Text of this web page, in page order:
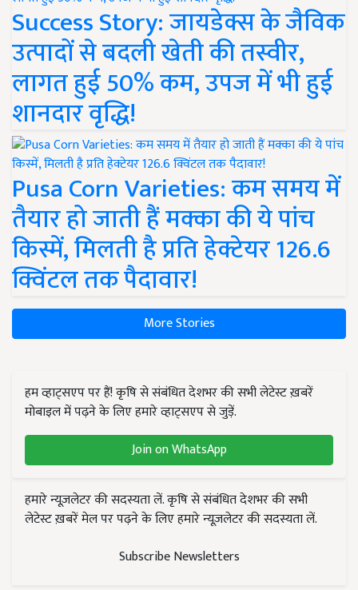
Success Story: जायडेक्स के जैविक
उत्पादों से बदली खेती की तस्वीर,
लागत हुई 50% कम, उपज में भी हुई
शानदार वृद्धि!
Pusa Corn Varieties: कम समय में
तैयार हो जाती हैं मक्का की ये पांच
किस्में, मिलती है प्रति हेक्टेयर 126.6
क्विंटल तक पैदावार!
More Stories
हम व्हाट्सएप पर हैं! कृषि से संबंधित देशभर की सभी लेटेस्ट ख़बरें
मोबाइल में पढ़ने के लिए हमारे व्हाट्सएप से जुड़ें.
Join on WhatsApp
हमारे न्यूज़लेटर की सदस्यता लें. कृषि से संबंधित देशभर की सभी
लेटेस्ट ख़बरें मेल पर पढ़ने के लिए हमारे न्यूज़लेटर की सदस्यता लें.
Subscribe Newsletters